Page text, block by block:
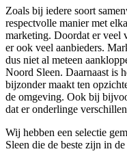
Zoals bij iedere soort
respectvolle manier met
marketing. Doordat er veel
er ook veel aanbieders.
dus niet al meteen
Noord Sleen. Daarnaast is
bijzonder maakt ten
de omgeving. Ook bij
dat er onderlinge
Wij hebben een selectie
Sleen die de beste zijn in